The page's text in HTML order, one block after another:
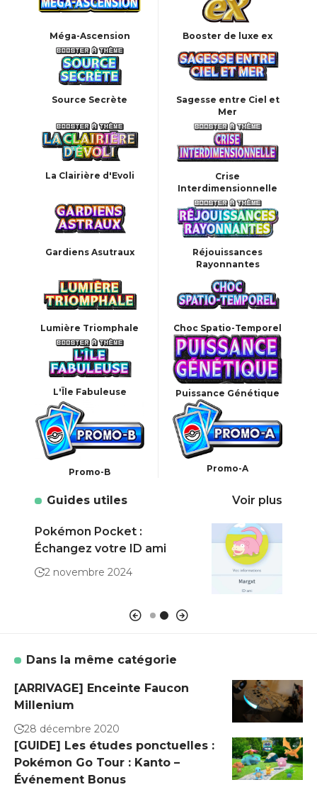
Méga-Ascension Booster de luxe ex
Source Secrète
Sagesse entre Ciel et
Mer
La Clairière d'Evoli
Crise
Interdimensionnelle
Gardiens Asutraux
Réjouissances
Rayonnantes
Lumière Triomphale Choc Spatio-Temporel
L'Ïle Fabuleuse Puissance Génétique
Promo-B Promo-A
Guides utiles Voir plus
Pokémon Pocket :
Échangez votre ID ami
2 novembre 2024
Dans la même catégorie
[ARRIVAGE] Enceinte Faucon
Millenium
28 décembre 2020
[GUIDE] Les études ponctuelles :
Pokémon Go Tour : Kanto –
Événement Bonus